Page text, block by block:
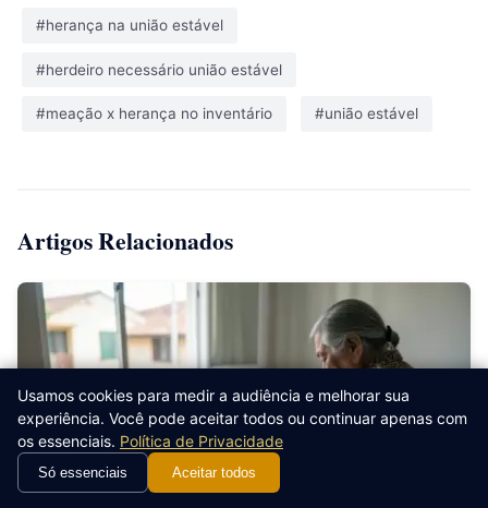
#herança na união estável
#herdeiro necessário união estável
#meação x herança no inventário #união estável
Artigos Relacionados
Usamos cookies para medir a audiência e melhorar sua
experiência. Você pode aceitar todos ou continuar apenas com
os essenciais. Política de Privacidade
Só essenciais Aceitar todos